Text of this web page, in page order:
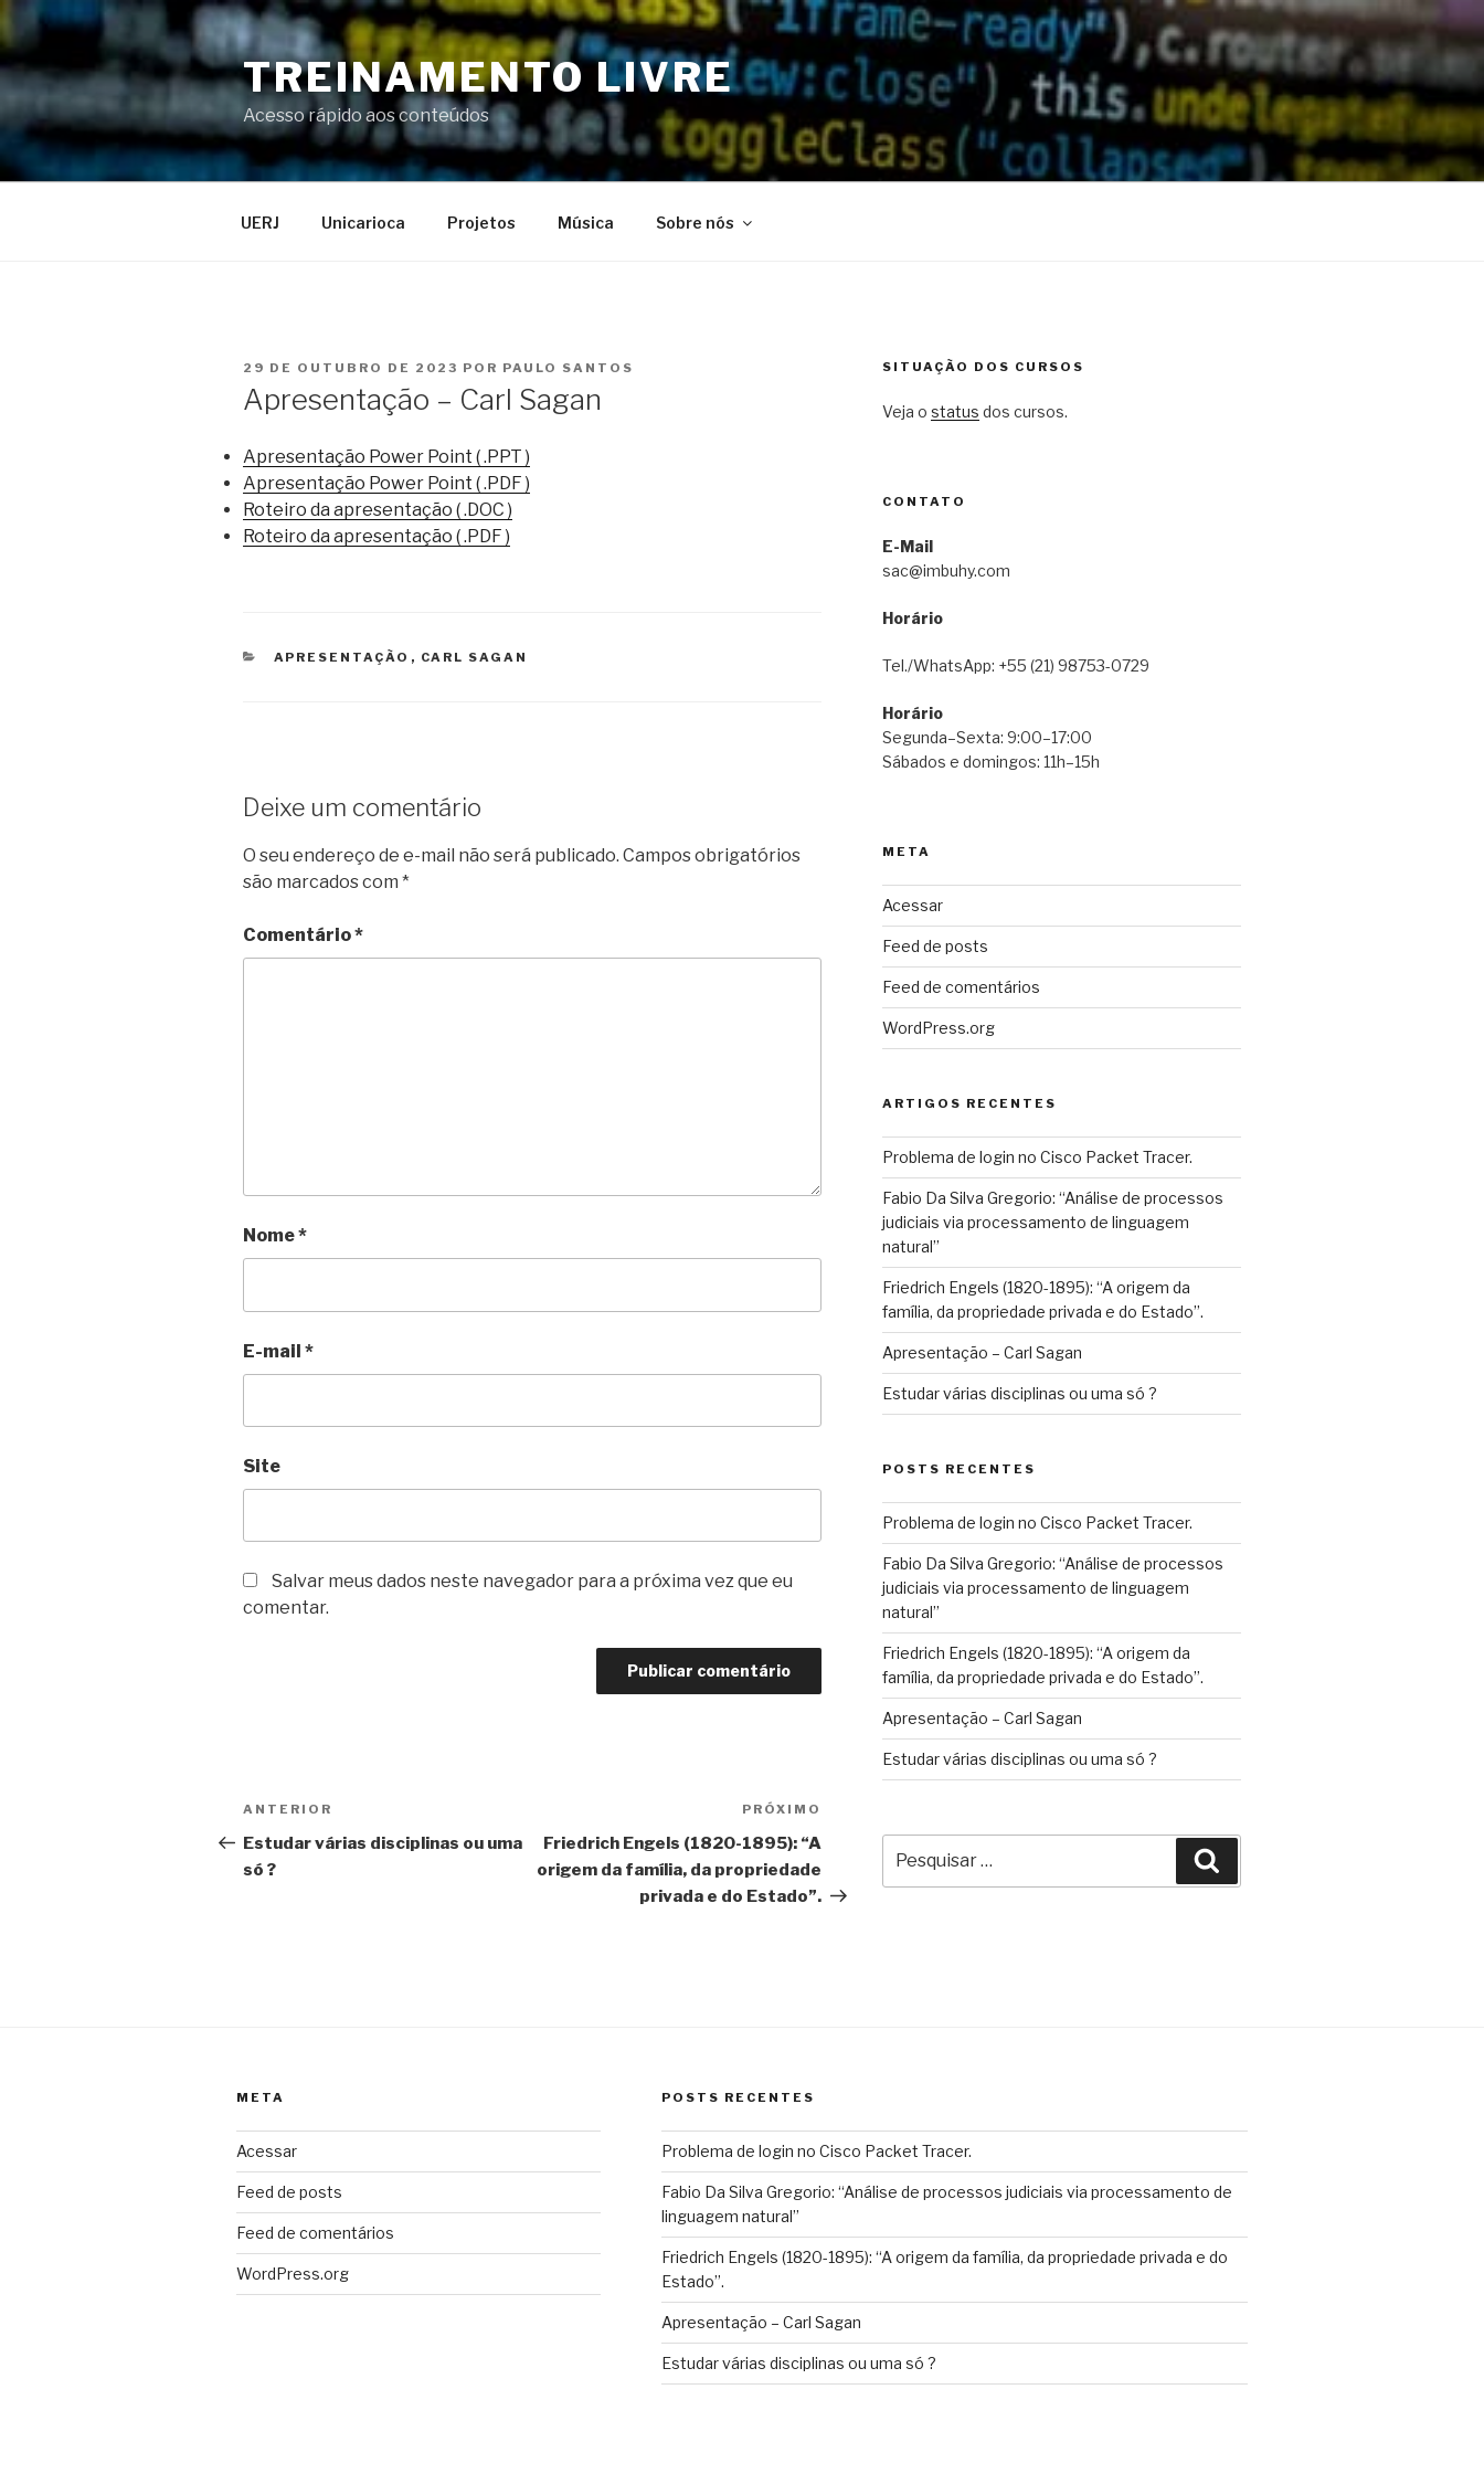
Pular
para
o
conteúdo
TREINAMENTO LIVRE
Acesso rápido aos conteúdos
UERJ Unicarioca Projetos Música Sobre nós
PUBLICADO
29 DE OUTUBRO DE 2023 POR PAULO SANTOS
Apresentação – Carl Sagan
Apresentação Power Point ( .PPT )
Apresentação Power Point ( .PDF )
Roteiro da apresentação (.DOC )
Roteiro da apresentação ( .PDF )
CATEGORIAS
APRESENTAÇÃO , CARL SAGAN
Deixe um comentário
O seu endereço de e-mail não será publicado. Campos obrigatórios
são marcados com *
Comentário*
Nome*
E-mail *
Site
Salvar meus dados neste navegador para a próxima vez que eu
comentar.
Navegação
de
Post
Post
anterior
ANTERIOR
Estudar várias disciplinas ou uma
só ?
PRÓXIMO
Friedrich Engels (1820-1895): “A
origem da família, da propriedade
privada e do Estado”.
SITUAÇÃO DOS CURSOS
Veja o status dos cursos.
CONTATO
E-Mail
sac@imbuhy.com
Horário
Tel./WhatsApp: +55 (21) 98753-0729
Horário
Segunda–Sexta: 9:00–17:00
Sábados e domingos: 11h–15h
META
Acessar
Feed de posts
Feed de comentários
WordPress.org
ARTIGOS RECENTES
Problema de login no Cisco Packet Tracer.
Fabio Da Silva Gregorio: “Análise de processos
judiciais via processamento de linguagem
natural”
Friedrich Engels (1820-1895): “A origem da
família, da propriedade privada e do Estado”.
Apresentação – Carl Sagan
Estudar várias disciplinas ou uma só ?
POSTS RECENTES
Problema de login no Cisco Packet Tracer.
Fabio Da Silva Gregorio: “Análise de processos
judiciais via processamento de linguagem
natural”
Friedrich Engels (1820-1895): “A origem da
família, da propriedade privada e do Estado”.
Apresentação – Carl Sagan
Estudar várias disciplinas ou uma só ?
por:
META
Acessar
Feed de posts
Feed de comentários
WordPress.org
POSTS RECENTES
Problema de login no Cisco Packet Tracer.
Fabio Da Silva Gregorio: “Análise de processos judiciais via processamento de
linguagem natural”
Friedrich Engels (1820-1895): “A origem da família, da propriedade privada e do
Estado”.
Apresentação – Carl Sagan
Estudar várias disciplinas ou uma só ?